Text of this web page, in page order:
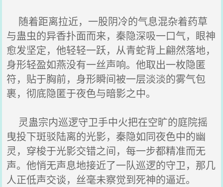
随着距离拉近，一股阴冷的气息混杂着药草
与蛊虫的异香扑面而来，秦隐深吸一口气，眼神
愈发坚定，他轻轻一跃，从青蛇背上翩然落地，
身形轻盈如燕没有一丝声响。他取出一枚隐匿
符，贴于胸前，身形瞬间被一层淡淡的雾气包
裹，彻底隐匿于夜色与暗影之中。
灵蛊宗内巡逻守卫手中火把在空旷的庭院摇
曳投下斑驳陆离的光影，秦隐如同夜色中的幽
灵，穿梭于光影交错之间，每一步都精准而无
声。他悄无声息地接近了一队巡逻的守卫，那几
人正低声交谈，丝毫未察觉到死神的逼近。